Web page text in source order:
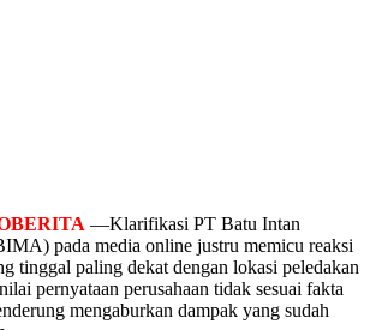
—Klarifikasi PT Batu Intan
pada media online justru memicu reaksi
tinggal paling dekat dengan lokasi peledakan
pernyataan perusahaan tidak sesuai fakta
mengaburkan dampak yang sudah